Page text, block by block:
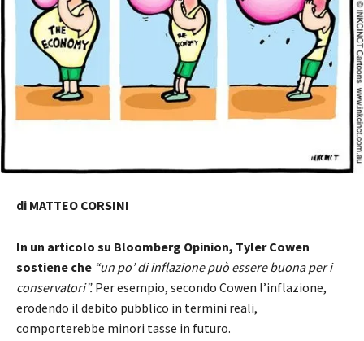
di MATTEO CORSINI
In un articolo su Bloomberg Opinion, Tyler Cowen
sostiene che “un po’ di inflazione può essere buona per i
conservatori”. Per esempio, secondo Cowen l’inflazione,
erodendo il debito pubblico in termini reali,
comporterebbe minori tasse in futuro.